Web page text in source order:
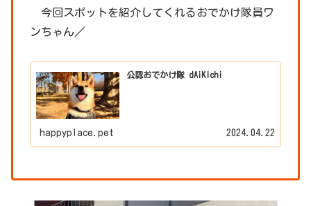
今回スポットを紹介してくれるおでかけ隊員ワ
ンちゃん／
公認おでかけ隊 dAiKIchi
happyplace.pet 2024.04.22